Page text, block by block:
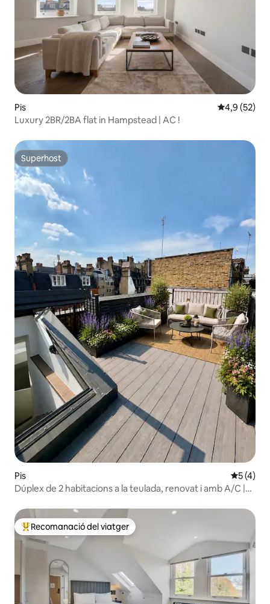
Pis 4,9 de
4,9 (52)
Luxury 2BR/2BA flat in Hampstead | AC !
Superhost
Superhost
Pis 5 de
5 (4)
Dúplex de 2 habitacions a la teulada, renovat i amb A/C |
Principals recomanacions dels viatgers
Recomanació del viatger